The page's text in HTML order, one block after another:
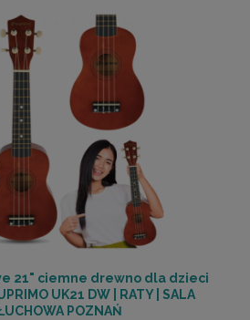
21" ciemne drewno dla dzieci
UK21 DW | RATY | SALA
POZNAŃ